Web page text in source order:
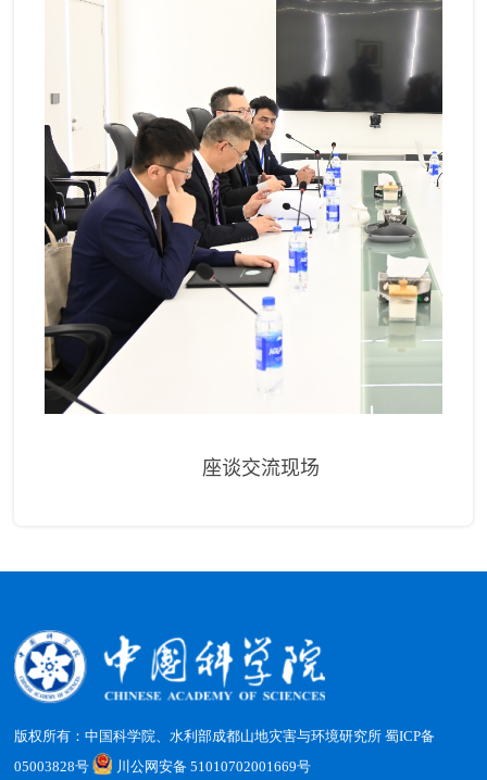
座谈交流现场
版权所有：中国科学院、水利部成都山地灾害与环境研究所蜀ICP备
05003828号
川公网安备 51010702001669号